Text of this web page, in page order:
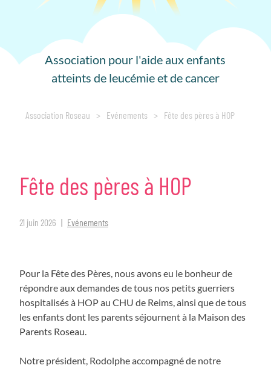
Association pour l'aide aux enfants
atteints de leucémie et de cancer
Association Roseau > Evénements > Fête des pères à HOP
Fête des pères à HOP
21 juin 2026 Evénements
Pour la Fête des Pères, nous avons eu le bonheur de
répondre aux demandes de tous nos petits guerriers
hospitalisés à HOP au CHU de Reims, ainsi que de tous
les enfants dont les parents séjournent à la Maison des
Parents Roseau.
Notre président, Rodolphe accompagné de notre